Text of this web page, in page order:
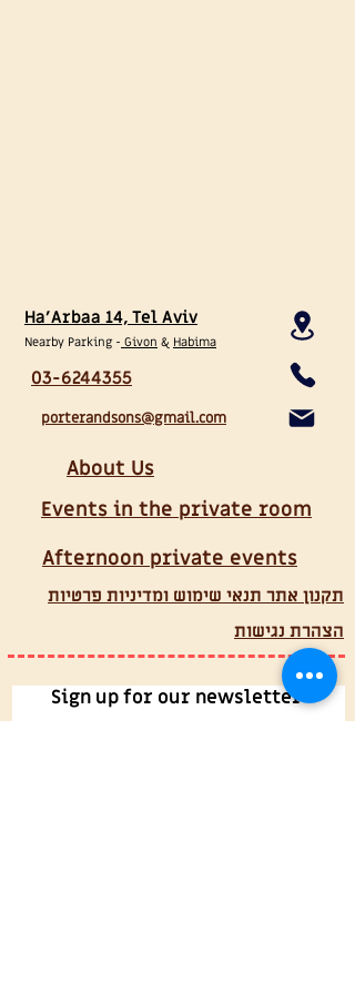
Ha'Arbaa 14, Tel Aviv
Nearby Parking - Givon & Habima
03-6244355
porterandsons@gmail.com
About Us
Events in the private room
Afternoon private events
תקנון אתר תנאי שימוש ומדיניות פרטיות
הצהרת נגישות
Sign up for our newsletter